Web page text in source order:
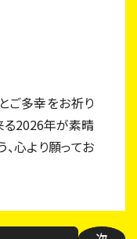
ご多幸をお祈り
る2026年が素晴
心より願ってお